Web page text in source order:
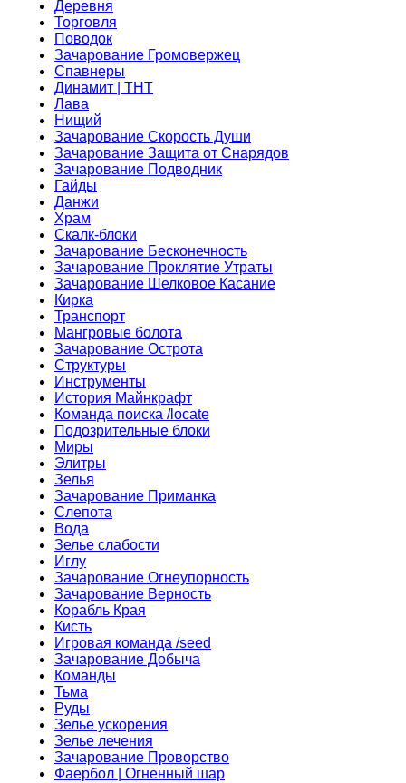
Деревня
Торговля
Поводок
Зачарование Громовержец
Спавнеры
Динамит | ТНТ
Лава
Нищий
Зачарование Скорость Души
Зачарование Защита от Снарядов
Зачарование Подводник
Гайды
Данжи
Храм
Скалк-блоки
Зачарование Бесконечность
Зачарование Проклятие Утраты
Зачарование Шелковое Касание
Кирка
Транспорт
Мангровые болота
Зачарование Острота
Структуры
Инструменты
История Майнкрафт
Команда поиска /locate
Подозрительные блоки
Миры
Элитры
Зелья
Зачарование Приманка
Слепота
Вода
Зелье слабости
Иглу
Зачарование Огнеупорность
Зачарование Верность
Корабль Края
Кисть
Игровая команда /seed
Зачарование Добыча
Команды
Тьма
Руды
Зелье ускорения
Зелье лечения
Зачарование Проворство
Фаербол | Огненный шар